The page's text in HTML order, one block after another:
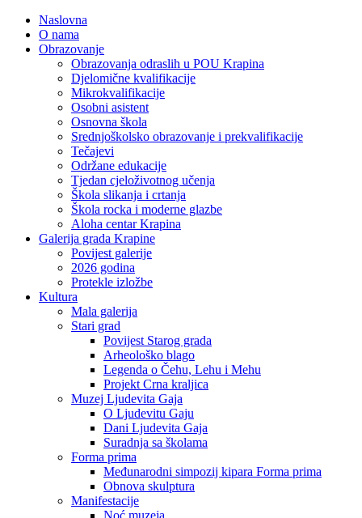
Naslovna
O nama
Obrazovanje
Obrazovanja odraslih u POU Krapina
Djelomične kvalifikacije
Mikrokvalifikacije
Osobni asistent
Osnovna škola
Srednjoškolsko obrazovanje i prekvalifikacije
Tečajevi
Održane edukacije
Tjedan cjeloživotnog učenja
Škola slikanja i crtanja
Škola rocka i moderne glazbe
Aloha centar Krapina
Galerija grada Krapine
Povijest galerije
2026 godina
Protekle izložbe
Kultura
Mala galerija
Stari grad
Povijest Starog grada
Arheološko blago
Legenda o Čehu, Lehu i Mehu
Projekt Crna kraljica
Muzej Ljudevita Gaja
O Ljudevitu Gaju
Dani Ljudevita Gaja
Suradnja sa školama
Forma prima
Međunarodni simpozij kipara Forma prima
Obnova skulptura
Manifestacije
Noć muzeja